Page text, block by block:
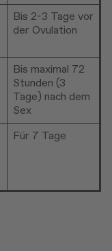
Bis 2-3 Tage vor
der Ovulation
Bis maximal 72
Stunden (3
Tage) nach dem
Sex
Für 7 Tage